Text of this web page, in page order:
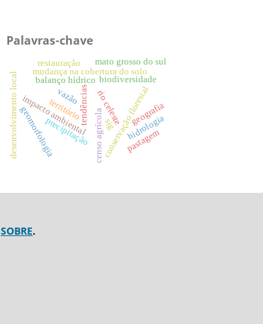
Palavras-chave
conservação florestal
impacto ambientalcenso agrícola
biodiversidade
mudança na cobertura do solo
rio celeste
tendências
precipitação
vazão
balanço hídrico
geomorfologia hidrologia
território
desenvolvimento local
mato grosso do sul
restauração
pastagem
geografia
sig
SOBRE.